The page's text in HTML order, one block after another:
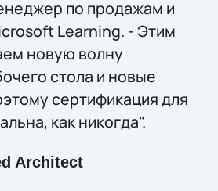
по продажам и
Learning. - Этим
новую волну
стола и новые
сертификация для
как никогда".
Architect